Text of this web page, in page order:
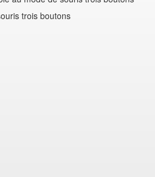
trois boutons